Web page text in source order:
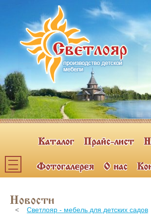
Каталог Прайс-лист
Фотогалерея О нас
Каталог мебели
ПОЛКИ НАВЕСНЫЕ (2)
Новости
< Светлояр - мебель для детских садов